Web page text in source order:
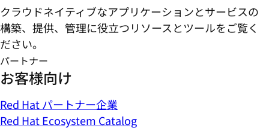
クラウドネイティブなアプリケーションとサービスの
構築、提供、管理に役立つリソースとツールをご覧く
ださい。
パートナー
お客様向け
Red Hat パートナー企業
Red Hat Ecosystem Catalog